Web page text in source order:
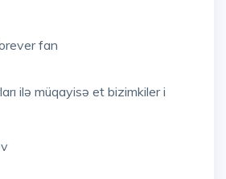
fan
ilə müqayisə et bizimkiler i